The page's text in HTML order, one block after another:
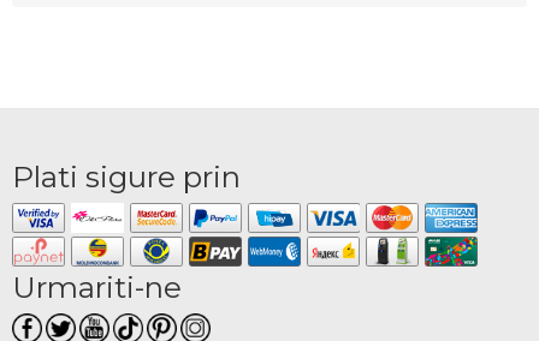
Plati sigure prin
Urmariti-ne